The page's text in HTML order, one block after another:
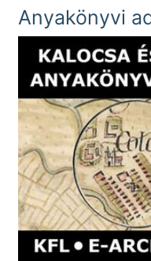
Anyakönyvi